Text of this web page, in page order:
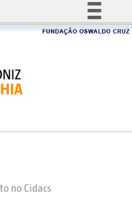
Simplifique!
Acesso à informação
Canais
no Cidacs